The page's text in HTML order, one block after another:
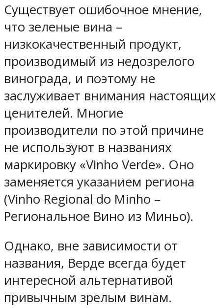
Существует ошибочное мнение,
что зеленые вина –
низкокачественный продукт,
производимый из недозрелого
винограда, и поэтому не
заслуживает внимания настоящих
ценителей. Многие
производители по этой причине
не используют в названиях
маркировку «Vinho Verde». Оно
заменяется указанием региона
(Vinho Regional do Minho –
Региональное Вино из Миньо).
Однако, вне зависимости от
названия, Верде всегда будет
интересной альтернативой
привычным зрелым винам.